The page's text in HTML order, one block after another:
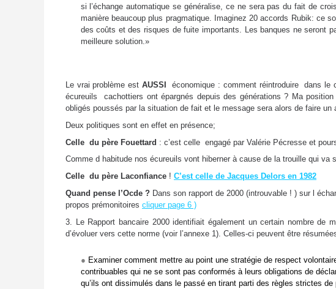
si l’échange automatique se généralise, ce ne sera pas du fait de
manière beaucoup plus pragmatique. Imaginez 20 accords Rubik: ce
des coûts et des risques de fuite importants. Les banques ne seront
meilleure solution.»
Le vrai problème est AUSSI économique : comment réintroduire dans le
écureuils cachottiers ont épargnés depuis des générations ? Ma
obligés poussés par la situation de fait et le message sera alors de faire un
Deux politiques sont en effet en présence;
Celle du père Fouettard : c’est celle engagé par Valérie Pécresse et
Comme d habitude nos écureuils vont hiberner à cause de la trouille qui va
Celle du père Laconfiance ! C’est celle de Jacques Delors en 1982
Quand pense l’Ocde ? Dans son rapport de 2000 (introuvable ! ) sur l
propos prémonitoires cliquer page 6 )
3. Le Rapport bancaire 2000 identifiait également un certain nombre de
d’évoluer vers cette norme (voir l’annexe 1). Celles-ci peuvent être
● Examiner comment mettre au point une stratégie de respect
contribuables qui ne se sont pas conformés à leurs obligations de
qu’ils ont dissimulés dans le passé en tirant parti des règles strictes